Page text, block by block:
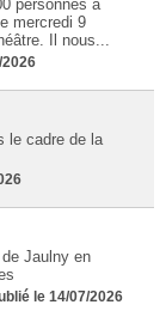
personnes à
mercredi 9
Il nous...
2026
le cadre de la
Jaulny en
le 14/07/2026